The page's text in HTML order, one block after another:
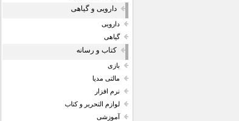
دارویی و گیاهی
دارویی
گیاهی
کتاب و رسانه
بازی
مالتی مدیا
نرم افزار
لوازم التحریر و کتاب
آموزشی